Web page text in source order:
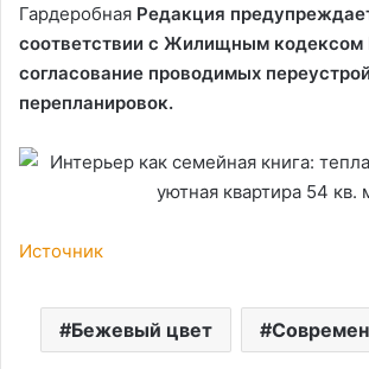
Гардеробная Редакция
соответствии с Жилищным кодексом
согласование проводимых
перепланировок.
Источник
Бежевый цвет